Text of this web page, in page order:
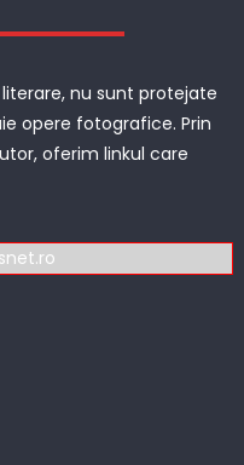
nu sunt protejate
opere fotografice. Prin
oferim linkul care